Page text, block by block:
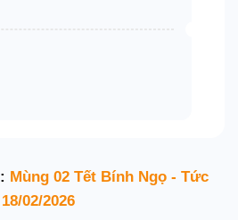
Mùng 02 Tết Bính Ngọ - Tức
18/02/2026